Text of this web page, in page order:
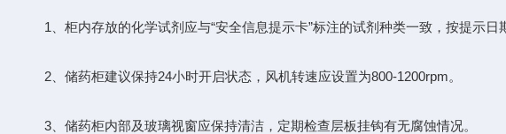
1、柜内存放的化学试剂应与“安全信息提示卡”标注的试剂种类一致，按提示日
2、储药柜建议保持24小时开启状态，风机转速应设置为800-1200rpm。
3、储药柜内部及玻璃视窗应保持清洁，定期检查层板挂钩有无腐蚀情况。